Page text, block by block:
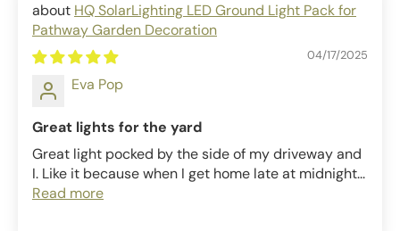
HQ SolarLighting LED Ground Light Pack for
Pathway Garden Decoration
04/17/2025
Eva Pop
Great lights for the yard
Great light pocked by the side of my driveway and
I. Like it because when I get home late at midnight...
Read more